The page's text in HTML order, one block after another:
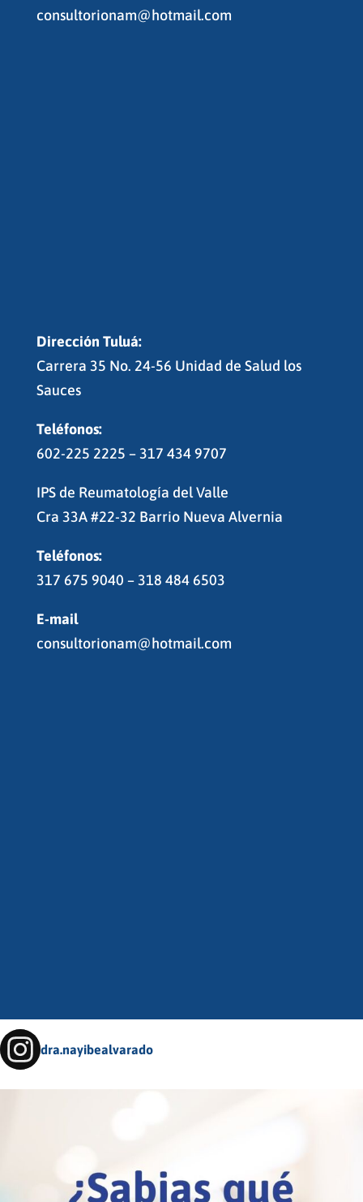
consultorionam@hotmail.com
Dirección Tuluá:
Carrera 35 No. 24-56 Unidad de Salud los
Sauces
Teléfonos:
602-225 2225 – 317 434 9707
IPS de Reumatología del Valle
Cra 33A #22-32 Barrio Nueva Alvernia
Teléfonos:
317 675 9040 – 318 484 6503
E-mail
consultorionam@hotmail.com
dra.nayibealvarado